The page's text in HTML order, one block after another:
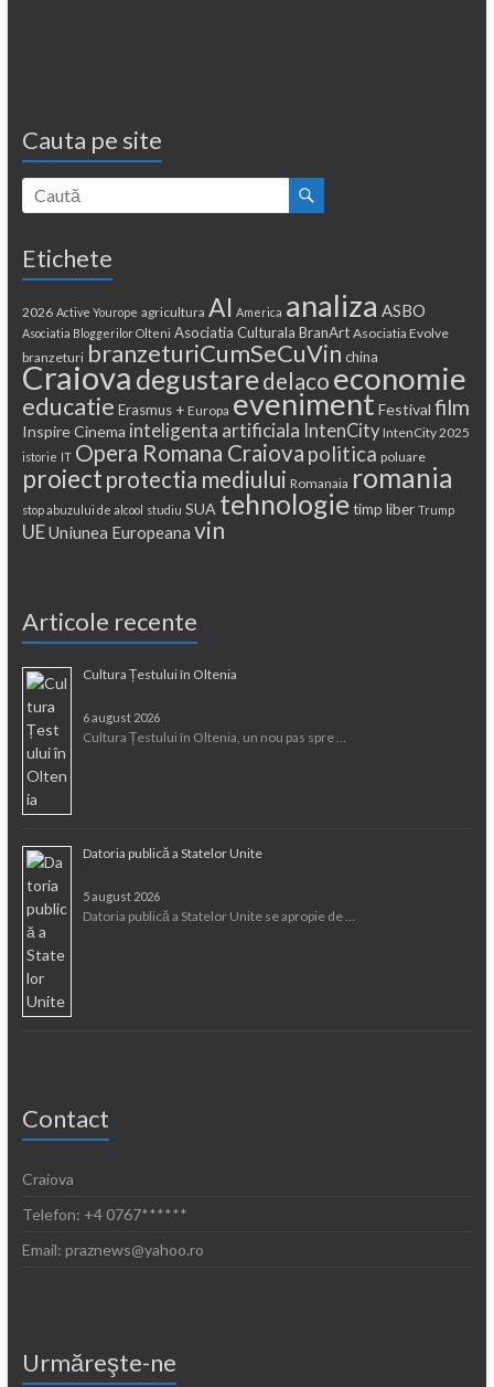
Cauta pe site
Etichete
2026 Active Yourope agricultura AI America analiza ASBO
Asociatia Bloggerilor Olteni Asociatia Culturala BranArt Asociatia Evolve
branzeturi branzeturiCumSeCuVin china
Craiova degustaredelaco economie
educatie Erasmus + Europa eveniment Festival film
Inspire Cinema inteligenta artificiala IntenCity IntenCity 2025
istorie IT Opera Romana Craiova politica poluare
proiect protectia mediului Romanaia romania
stop abuzului de alcool studiu SUA tehnologie timp liber Trump
UEUniunea Europeana vin
Articole recente
Cultura Țestului în Oltenia
6 august 2026
Cultura Țestului în Oltenia, un nou pas spre …
Datoria publică a Statelor Unite
5 august 2026
Datoria publică a Statelor Unite se apropie de …
Contact
Craiova
Telefon: +4 0767******
Email: praznews@yahoo.ro
Urmăreşte-ne